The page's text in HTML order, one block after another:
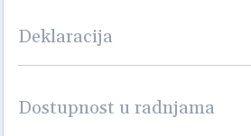
Deklaracija
Dostupnost u radnjama